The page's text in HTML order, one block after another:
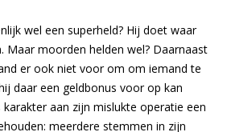
wel een superheld? Hij doet waar
Maar moorden helden wel? Daarnaast
er ook niet voor om om iemand te
daar een geldbonus voor op kan
aan zijn mislukte operatie een
meerdere stemmen in zijn